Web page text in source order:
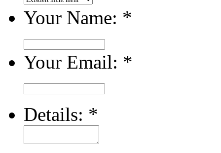
Your Name: *
Your Email: *
Details: *